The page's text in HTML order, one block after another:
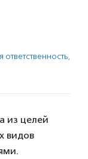
,
из целей
видов